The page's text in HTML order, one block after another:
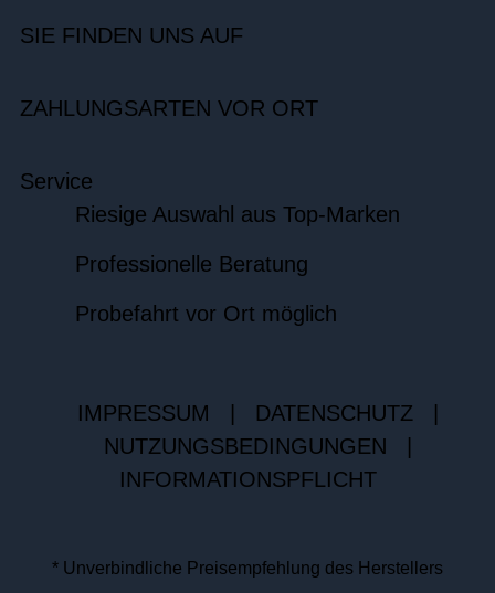
SIE FINDEN UNS AUF
ZAHLUNGSARTEN VOR ORT
Service
Riesige Auswahl aus Top-Marken
Professionelle Beratung
Probefahrt vor Ort möglich
IMPRESSUM DATENSCHUTZ
NUTZUNGSBEDINGUNGEN
INFORMATIONSPFLICHT
* Unverbindliche Preisempfehlung des Herstellers